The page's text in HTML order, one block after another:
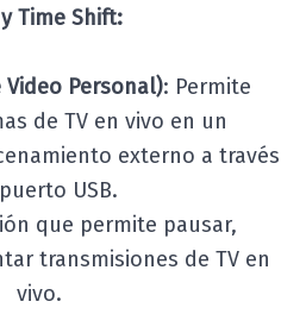
y Time Shift:
Video Personal): Permite
de TV en vivo en un
externo a través
USB.
que permite pausar,
transmisiones de TV en
vivo.